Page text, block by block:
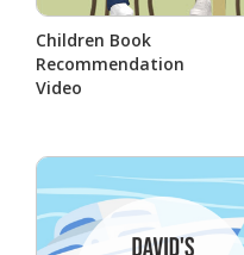
Children Book
Recommendation
Video